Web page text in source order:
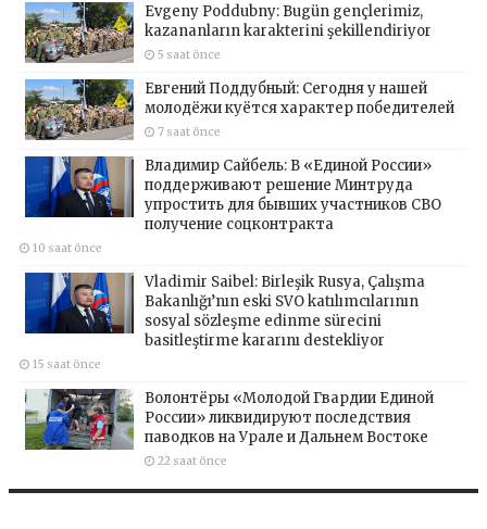
Evgeny Poddubny: Bugün gençlerimiz,
kazananların karakterini şekillendiriyor
5 saat önce
Евгений Поддубный: Сегодня у нашей
молодёжи куётся характер победителей
7 saat önce
Владимир Сайбель: В «Единой России»
поддерживают решение Минтруда
упростить для бывших участников СВО
получение соцконтракта
10 saat önce
Vladimir Saibel: Birleşik Rusya, Çalışma
Bakanlığı’nın eski SVO katılımcılarının
sosyal sözleşme edinme sürecini
basitleştirme kararını destekliyor
15 saat önce
Волонтёры «Молодой Гвардии Единой
России» ликвидируют последствия
паводков на Урале и Дальнем Востоке
22 saat önce